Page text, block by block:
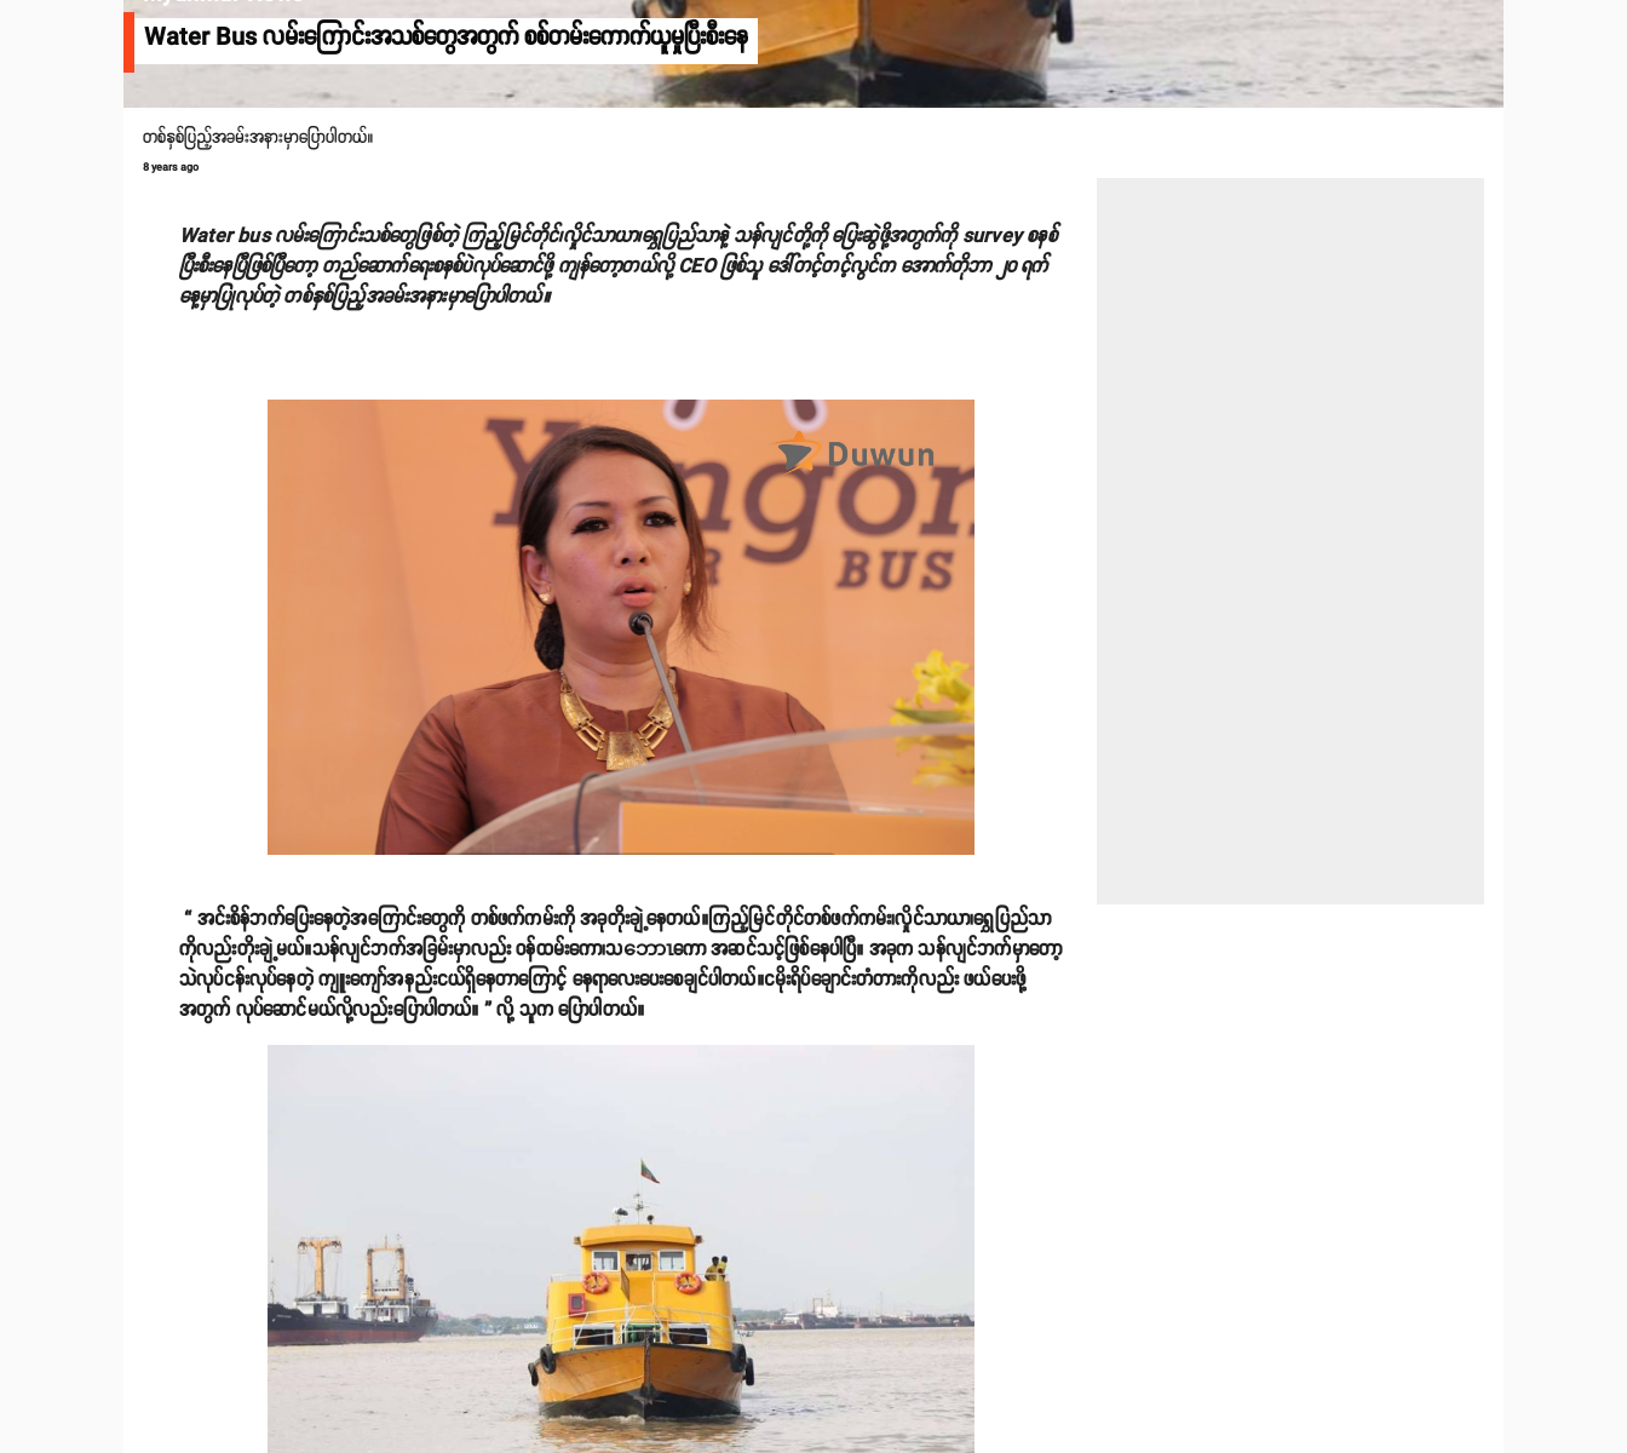
Water Bus လမ်းကြောင်းအသစ်တွေအတွက် စစ်တမ်းကောက်ယူမှုပြီးစီးနေ
တစ်နှစ်ပြည့်အခမ်းအနားမှာပြောပါတယ်။
8 years ago
Water bus လမ်းကြောင်းသစ်တွေဖြစ်တဲ့ ကြည့်မြင်တိုင်၊လှိုင်သာယာ၊ရွှေပြည်သာနဲ့ သန်လျင်တို့ကို ပြေးဆွဲဖို့အတွက်ကို survey စနစ်
ပြီးစီးနေပြီဖြစ်ပြီတော့ တည်ဆောက်ရေးစနစ်ပဲလုပ်ဆောင်ဖို့ ကျန်တော့တယ်လို့ CEO ဖြစ်သူ ဒေါ်တင့်တင့်လွင်က အောက်တိုဘာ ၂၀ ရက်
နေ့မှာပြုလုပ်တဲ့ တစ်နှစ်ပြည့်အခမ်းအနားမှာပြောပါတယ်။
“ အင်းစိန်ဘက်ပြေးနေတဲ့အကြောင်းတွေကို တစ်ဖက်ကမ်းကို အခုတိုးချဲ့နေတယ်။ကြည့်မြင်တိုင်တစ်ဖက်ကမ်း၊လှိုင်သာယာ၊ရွှေပြည်သာ
ကိုလည်းတိုးချဲ့မယ်။သန်လျင်ဘက်အခြမ်းမှာလည်း ဝန်ထမ်းကော၊သဘောၤကော အဆင်သင့်ဖြစ်နေပါပြီ။ အခုက သန်လျင်ဘက်မှာတော့
သဲလုပ်ငန်းလုပ်နေတဲ့ ကျူးကျော်အနည်းငယ်ရှိနေတာကြောင့် နေရာလေးပေးစေချင်ပါတယ်။ငမိုးရိပ်ချောင်းတံတားကိုလည်း ဖယ်ပေးဖို့
အတွက် လုပ်ဆောင်မယ်လို့လည်းပြောပါတယ်။ ” လို့ သူက ပြောပါတယ်။